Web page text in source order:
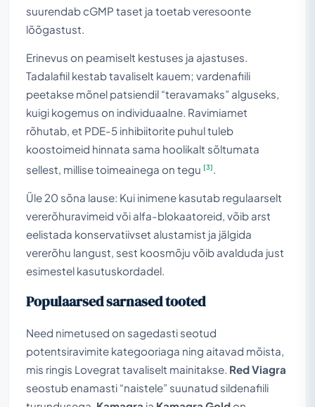
suurendab cGMP taset ja toetab veresoonte
lõõgastust.
Erinevus on peamiselt kestuses ja ajastuses.
Tadalafiil kestab tavaliselt kauem; vardenafiili
peetakse mõnel patsiendil “teravamaks” alguseks,
kuigi kogemus on individuaalne. Ravimiamet
rõhutab, et PDE-5 inhibiitorite puhul tuleb
koostoimeid hinnata sama hoolikalt sõltumata
sellest, millise toimeainega on tegu [3]
Üle 20 sõna lause: Kui inimene kasutab regulaarselt
vererõhuravimeid või alfa-blokaatoreid, võib arst
eelistada konservatiivset alustamist ja jälgida
vererõhu langust, sest koosmõju võib avalduda just
esimestel kasutuskordadel.
Populaarsed sarnased tooted
Need nimetused on sagedasti seotud
potentsiravimite kategooriaga ning aitavad mõista,
mis ringis Lovegrat tavaliselt mainitakse. Red Viagra
seostub enamasti “naistele” suunatud sildenafiili